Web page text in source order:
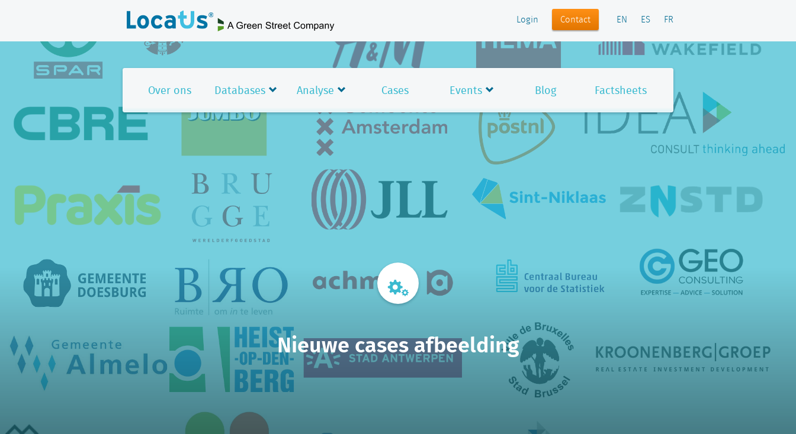
Login Contact EN ES FR
Over ons Databases Analyse Cases Events Blog Factsheets
Nieuwe cases afbeelding